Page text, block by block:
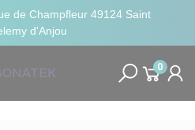
de Champfleur 49124 Saint
d'Anjou
0